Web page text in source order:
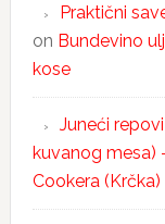
Praktični
on Bundevino
kose
Juneći
kuvanog mesa)
Cookera (Krčka)